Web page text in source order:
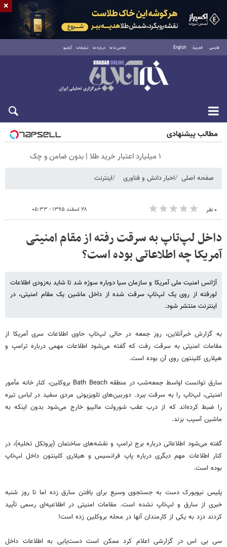
فارسی العربية English تماس با ما درباره ما تبلیغات آرشیو
شنبه ۱۷ مرداد ۱۴۰۵
مطالب پیشنهادی
۱ میلیارد اعتبار خرید طلا | بدون ضامن و چک
صفحه اصلی اخبار دانش و فناوری اینترنت
۰ نفر ۲۸ اسفند ۱۳۹۵ - ۰۵:۳۳
داخل لپ‌تاپ به سرقت رفته از مقام امنیتی
آمریکا چه اطلاعاتی بوده است؟
آژانس امنیت ملی آمریکا و سازمان سیا دوباره سوژه شد تا شاید به‌زودی اطلاعات
لورفته از روی یک لپ‌تاپ سرقت شده از داخل ماشین یک مقام امنیتی، در
اینترنت منتشر شود.
به گزارش خبرآنلاین، روز جمعه در حالی لپ‌تاپ حاوی اطلاعات سری آمریکا از
مقامات امنیتی به سرقت رفت که گفته می‌شود اطلاعات مهمی درباره ترامپ و
هیلاری کلینتون روی آن بوده است.
سارق توانست اواسط جمعه‌شب در منطقه Bath Beach بروکلین، کنار خانه مأمور
امنیتی، لپ‌تاپ را به سرقت ببرد. دوربین‌های تلویزیونی مردی سفید در لباس تیره
را ضبط کرده‌اند که از درب عقب شورولت مالیبو خارج می‌شود بدون اینکه به
ماشین آسیب بزند.
گفته می‌شود اطلاعاتی درباره برج ترامپ و نقشه‌های ساختمان (پروتکل تخلیه)، در
کنار اطلاعات مهم دیگری درباره پاپ فرانسیس و هیلاری کلینتون داخل لپ‌تاپ
بوده است.
پلیس نیویورک دست به جستجوی وسیع برای یافتن سارق زده اما تا روز شنبه
خبری از سارق و لپ‌تاپ نشده است. مقامات امنیتی در اطلاعیه‌ای رسمی تأیید
کردند دزد به یکی از کارمندان آنها در محله بروکلین زده است!
سی بی اس در گزارشی اعلام کرد ممکن است دست‌یابی به اطلاعات داخل
×